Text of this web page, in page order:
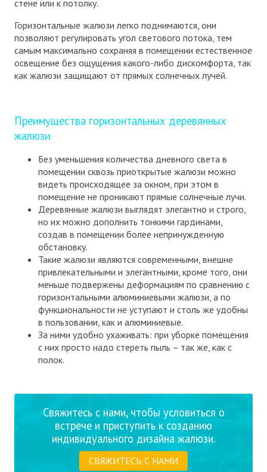
стене или к потолку.
Горизонтальные жалюзи легко поднимаются, они
позволяют регулировать угол светового потока, тем
самым максимально сохраняя в помещении естественное
освещение без ощущения какого-либо дискомфорта, так
как жалюзи защищают от прямых солнечных лучей.
Преимущества горизонтальных деревянных
жалюзи
Без уменьшения количества дневного света в
помещении сквозь приоткрытые жалюзи можно
видеть происходящее за окном, при этом в
помещение не проникают прямые солнечные лучи.
Деревянные жалюзи выглядят элегантно и строго,
но их можно дополнить тонкими гардинами,
создав в помещении более непринужденную
обстановку.
Такие жалюзи являются современными, внешне
привлекательными и элегантными, кроме того, они
меньше подвержены деформациям по сравнению с
горизонтальными алюминиевыми жалюзи, а по
функциональности не уступают и столь же удобны
в пользовании, как и алюминиевые.
За ними удобно ухаживать: при уборке помещения
с них просто надо стереть пыль – так же, как с
полок.
Свяжитесь с нами, чтобы условиться о
встрече и приступить к созданию
индивидуального дизайна жалюзи.
СВЯЖИТЕСЬ С НАМИ